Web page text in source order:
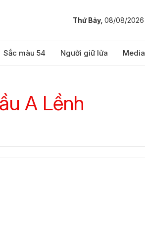
Thứ Bảy, 08/08/2026
Sắc màu 54 Người giữ lửa Media
A Lềnh